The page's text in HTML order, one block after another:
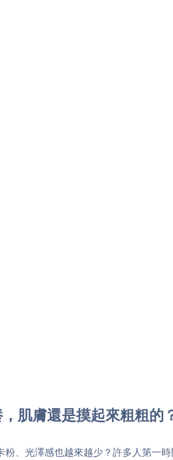
肌膚還是摸起來粗粗的
、光澤感也越來越少？許多人第一